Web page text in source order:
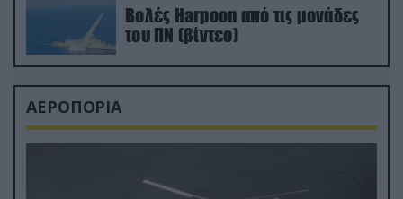
Βολές Harpoon από τις μονάδες
του ΠΝ (βίντεο)
ΑΕΡΟΠΟΡΙΑ